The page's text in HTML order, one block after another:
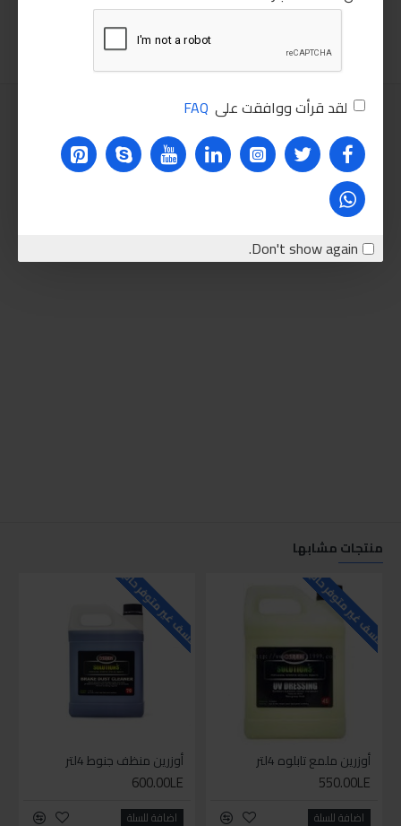
لقد قرأت ووافقت على FAQ
Don't show again.
منتجات مشابها
للاسف غير متوفر حاليا
أوزرين ملمع تابلوه 4لتر
550.00LE
اضافة للسلة
للاسف غير متوفر حاليا
أوزرين منظف جنوط 4لتر
600.00LE
اضافة للسلة